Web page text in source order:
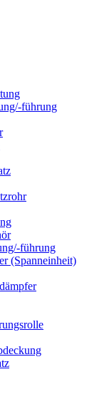
führung
führung
(Spanneinheit)